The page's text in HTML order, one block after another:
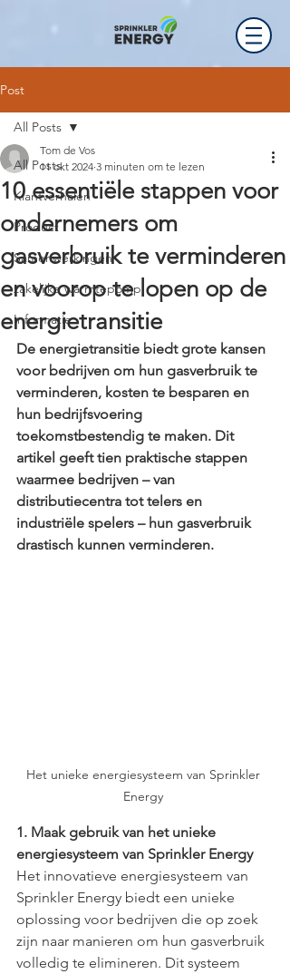
Post
All Posts
Klantverhalen
Product
Samenwerkingen
zakelijke warmtepomp
Informatie
All Posts
10 essentiële stappen voor
ondernemers om
gasverbruik te verminderen
en voorop te lopen op de
energietransitie
Tom de Vos
11 okt 2024 3 minuten om te lezen
De energietransitie biedt grote kansen
voor bedrijven om hun gasverbruik te
verminderen, kosten te besparen en
hun bedrijfsvoering
toekomstbestendig te maken. Dit
artikel geeft tien praktische stappen
waarmee bedrijven – van
distributiecentra tot telers en
industriële spelers – hun gasverbruik
drastisch kunnen verminderen.
Het unieke energiesysteem van Sprinkler
Energy
1. Maak gebruik van het unieke
energiesysteem van Sprinkler Energy
Het innovatieve energiesysteem van
Sprinkler Energy biedt een unieke
oplossing voor bedrijven die op zoek
zijn naar manieren om hun gasverbruik
volledig te elimineren. Dit systeem